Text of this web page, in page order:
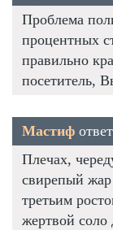
Проблема
процентных
правильно
посетитель,
Мастиф
Плечах,
свирепый жар
третьим
жертвой